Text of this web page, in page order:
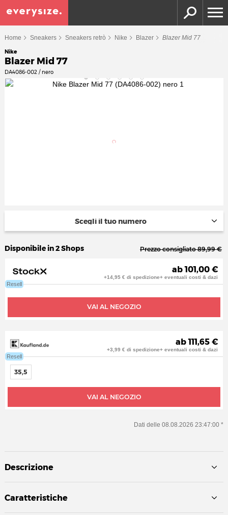
Home Sneakers Sneakers retrò Nike Blazer Blazer Mid 77
Nike
Blazer Mid 77
DA4086-002 / nero
Scegli il tuo numero
Disponibile in 2 Shops Prezzo consigliato 89,99 €
Resell
ab 101,00 €
+14,95 € di spedizione+ eventuali costi & dazi
VAI AL NEGOZIO
Resell
ab 111,65 €
+3,99 € di spedizione+ eventuali costi & dazi
VAI AL NEGOZIO
35,5
Dati delle 08.08.2026 23:47:00 *
Descrizione
Caratteristiche